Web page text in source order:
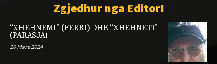
Zgjedhur nga EditorI
“XHEHNEMI” (FERRI) DHE “XHEHNETI”
(PARASJA)
16 Mars 2024